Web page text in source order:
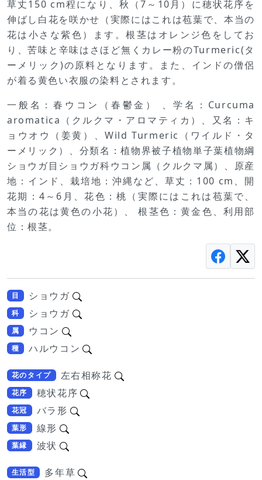
草丈150 cm程になり、秋（7～10月）に穂状花序を
伸ばし白花を咲かせ（実際にはこれは苞葉で、本当の
花は小さな紫色）ます。根茎はオレンジ色をしてお
り、苦味と辛味はさほど無くカレー粉のTurmeric(タ
ーメリック)の原料となります。また、インドの僧侶
が着る黄色い衣服の染料とされます。
一般名：春ウコン（春鬱金） 、学名：Curcuma
aromatica（クルクマ・アロマティカ）、又名：キ
ョウオウ（姜黄）、Wild Turmeric（ワイルド・タ
ーメリック）、分類名：植物界被子植物単子葉植物綱
ショウガ目ショウガ科ウコン属（クルクマ属）、原産
地：インド、栽培地：沖縄など、草丈：100 cm、開
花期：4～6月、花色：桃（実際にはこれは苞葉で、
本当の花は黄色の小花）、 根茎色：黄金色、利用部
位：根茎。
目 ショウガ
科 ショウガ
属 ウコン
種 ハルウコン
花のタイプ 左右相称花
花序 穂状花序
花冠 バラ形
葉形 線形
葉縁 波状
生活型 多年草